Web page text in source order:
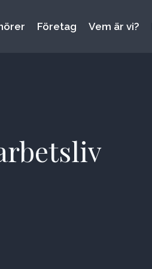
Företag Vem är vi?